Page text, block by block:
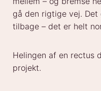
gå den rigtige vej.
tilbage – det er helt
Helingen af en rectus
projekt.